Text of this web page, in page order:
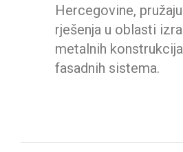
Hercegovine,
rješenja u oblasti
metalnih
fasadnih sistema.